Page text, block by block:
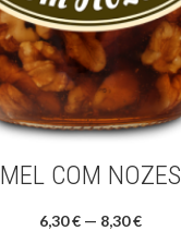
MEL COM NOZES
6,30 € — 8,30 €